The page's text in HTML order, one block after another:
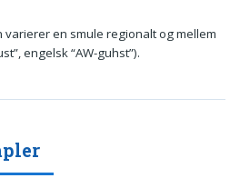
en smule regionalt og mellem
engelsk “AW-guhst”).